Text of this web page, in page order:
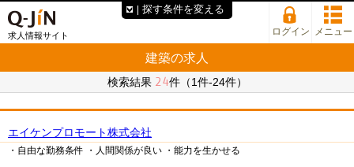
求人情報サイト ログイン メニュー
建築の求人
検索結果 24件（1件-24件）
エイケンプロモート株式会社
・自由な勤務条件 ・人間関係が良い ・能力を生かせる
探す条件を変える